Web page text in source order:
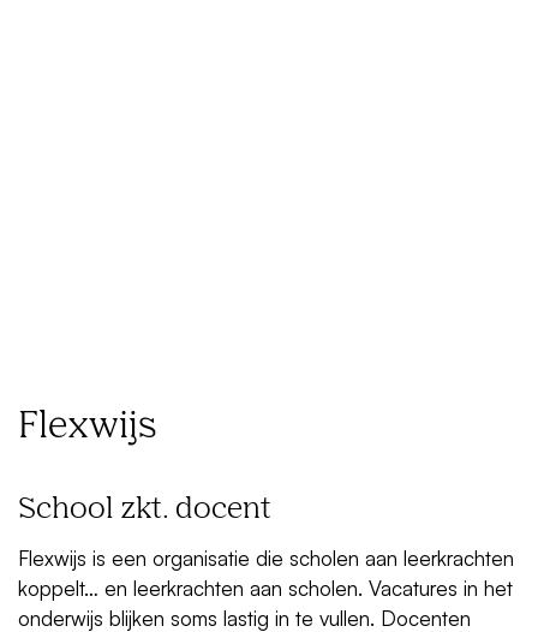
Flexwijs
School zkt. docent
Flexwijs is een organisatie die scholen aan leerkrachten
koppelt… en leerkrachten aan scholen. Vacatures in het
onderwijs blijken soms lastig in te vullen. Docenten